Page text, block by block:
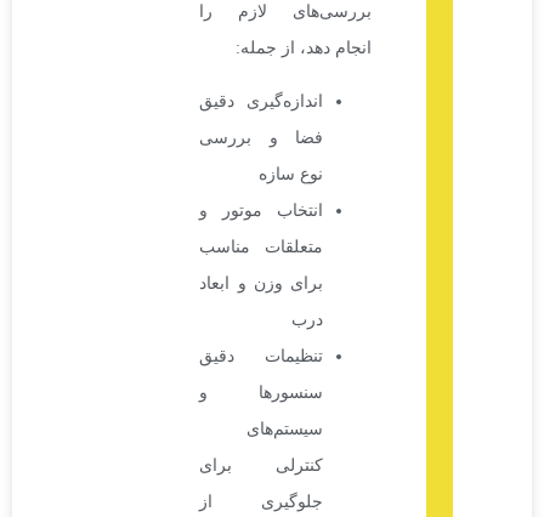
بررسی‌های لازم را
انجام دهد، از جمله:
اندازه‌گیری دقیق
انتخاب موتور و
تنظیمات دقیق